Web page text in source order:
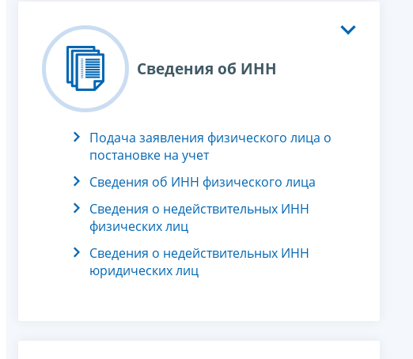
Сведения об ИНН
Подача заявления физического лица о
постановке на учет
Сведения об ИНН физического лица
Сведения о недействительных ИНН
физических лиц
Сведения о недействительных ИНН
юридических лиц